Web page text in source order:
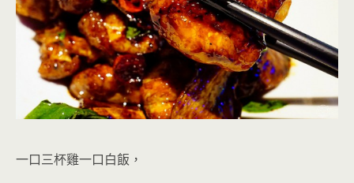
一口三杯雞一口白飯，